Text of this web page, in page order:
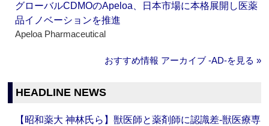
グローバルCDMOのApeloa、日本市場に本格展開し医薬
品イノベーションを推進
Apeloa Pharmaceutical
おすすめ情報 アーカイブ ‐AD‐を見る »
HEADLINE NEWS
【昭和薬大 神林氏ら】獣医師と薬剤師に認識差‐獣医療専